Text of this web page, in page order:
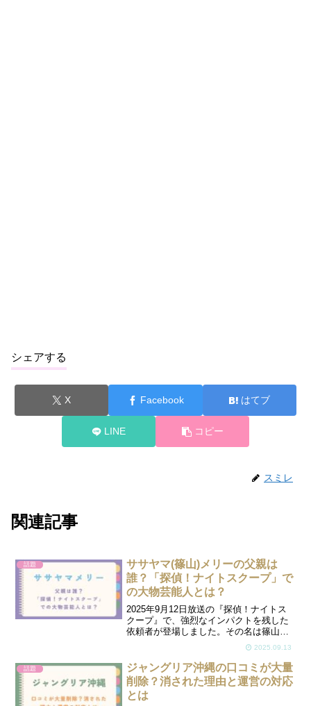
シェアする
X Facebook はてブ
LINE コピー
スミレ
関連記事
話題
ササヤマ(篠山)メリーの父親は
誰？「探偵！ナイトスクープ」で
の大物芸能人とは？
2025年9月12日放送の『探偵！ナイトス
クープ』で、強烈なインパクトを残した
依頼者が登場しました。その名は篠山メ
リーさん、通称「ササヤマメリー」。新
宿・歌舞伎町で「新宿タイガー」として
知られる彼女は、虎のマスクを被り、
「猫として生きること...
2025.09.13
話題
ジャングリア沖縄の口コミが大量
削除？消された理由と運営の対応
とは